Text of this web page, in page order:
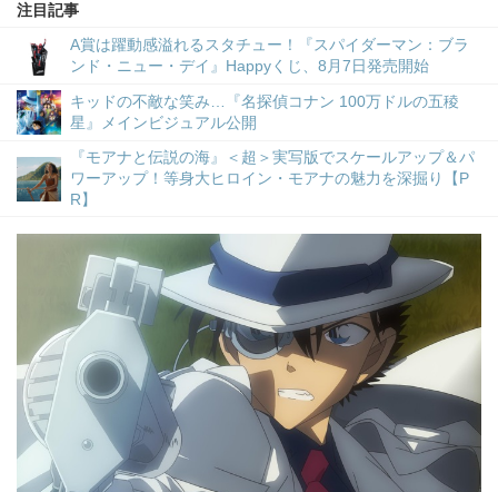
注目記事
A賞は躍動感溢れるスタチュー！『スパイダーマン：ブラ
ンド・ニュー・デイ』Happyくじ、8月7日発売開始
キッドの不敵な笑み…『名探偵コナン 100万ドルの五稜
星』メインビジュアル公開
『モアナと伝説の海』＜超＞実写版でスケールアップ＆パ
ワーアップ！等身大ヒロイン・モアナの魅力を深掘り【P
R】